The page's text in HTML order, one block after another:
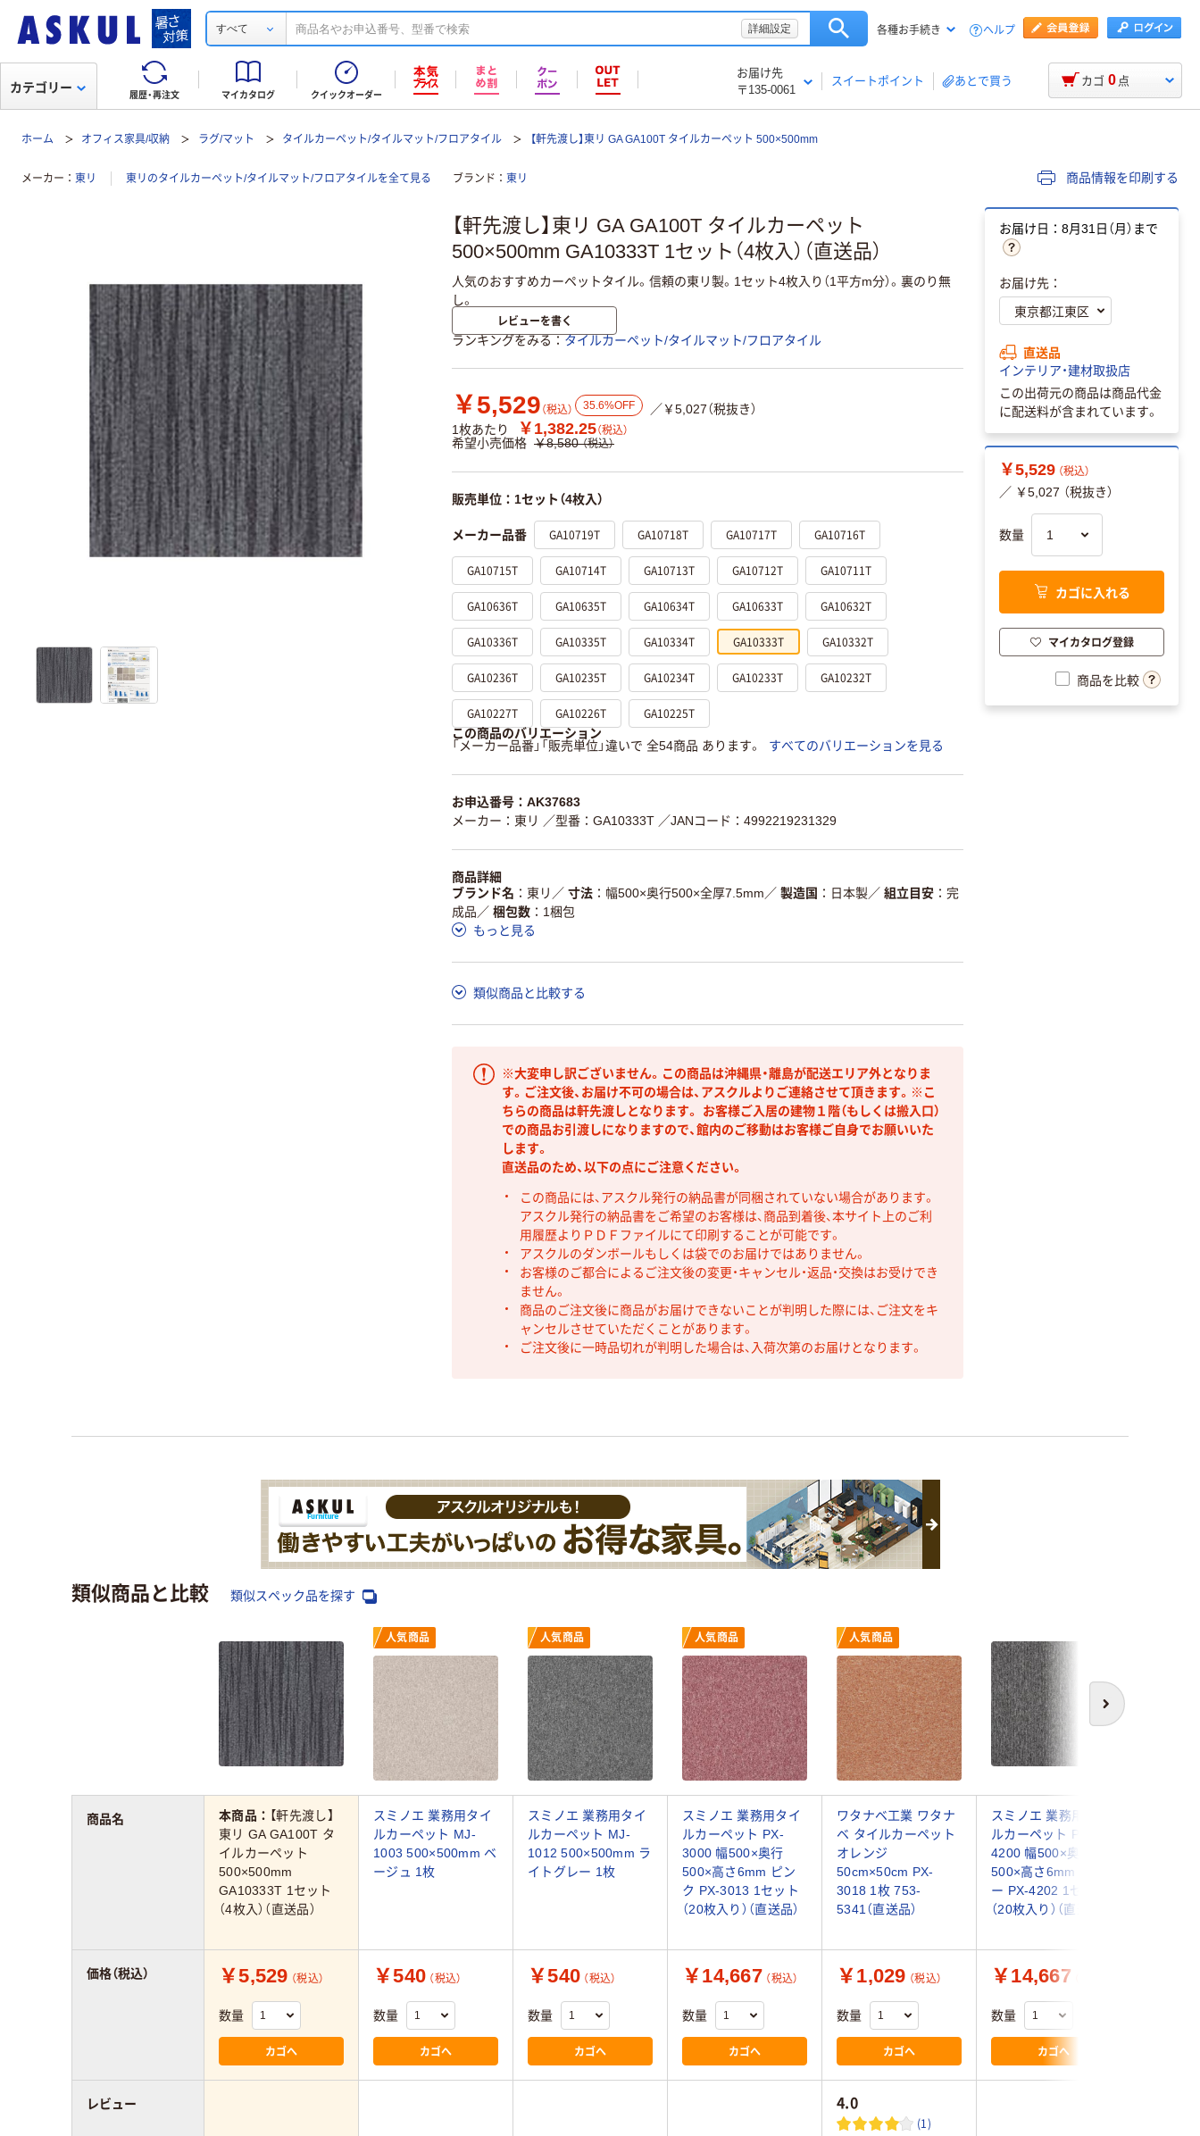
すべて 詳細設定 各種お手続き ヘルプ
履歴・再注文 マイカタログ クイックオーダー
お届け先
〒135-0061
スイートポイント あとで買う
カテゴリー カゴ 0 点
ホーム オフィス家具/収納 ラグ/マット タイルカーペット/タイルマット/フロアタイル 【軒先渡し】東リ GA GA100T タイルカーペット 500×500mm
メーカー 東リ 東リのタイルカーペット/タイルマット/フロアタイルを全て見る ブランド 東リ 商品情報を印刷する
【軒先渡し】東リ GA GA100T タイルカーペット
500×500mm GA10333T 1セット（4枚入）（直送品）
人気のおすすめカーペットタイル。信頼の東リ製。1セット4枚入り（1平方m分）。裏のり無
し。
レビューを書く
ランキングをみる タイルカーペット/タイルマット/フロアタイル
￥5,529 （税込） 35.6%OFF
／￥5,027（税抜き）
1枚あたり
￥1,382.25（税込）
希望小売価格 ￥8,580 （税込）
販売単位：1セット（4枚入）
メーカー品番 GA10719T GA10718T GA10717T GA10716T
GA10715T GA10714T GA10713T GA10712T GA10711T
GA10636T GA10635T GA10634T GA10633T GA10632T
GA10336T GA10335T GA10334T GA10333T GA10332T
GA10236T GA10235T GA10234T GA10233T GA10232T
GA10227T GA10226T GA10225T
この商品のバリエーション
「メーカー品番」「販売単位」違いで 全54商品 あります。
すべてのバリエーションを見る
お申込番号：AK37683
メーカー：東リ ／型番：GA10333T ／JANコード：4992219231329
商品詳細
ブランド名
東リ ／ 寸法 幅500×奥行500×全厚7.5mm ／ 製造国 日本製／ 組立目安
完
成品 ／ 梱包数
1梱包
もっと見る
類似商品と比較する
※大変申し訳ございません。この商品は沖縄県・離島が配送エリア外となりま
す。ご注文後、お届け不可の場合は、アスクルよりご連絡させて頂きます。※こ
ちらの商品は軒先渡しとなります。 お客様ご入居の建物１階（もしくは搬入口）
での商品お引渡しになりますので、館内のご移動はお客様ご自身でお願いいた
します。
直送品のため、以下の点にご注意ください。
この商品には、アスクル発行の納品書が同梱されていない場合があります。
アスクル発行の納品書をご希望のお客様は、商品到着後、本サイト上のご利
用履歴よりＰＤＦファイルにて印刷することが可能です。
アスクルのダンボールもしくは袋でのお届けではありません。
お客様のご都合によるご注文後の変更・キャンセル・返品・交換はお受けでき
ません。
商品のご注文後に商品がお届けできないことが判明した際には、ご注文をキ
ャンセルさせていただくことがあります。
ご注文後に一時品切れが判明した場合は、入荷次第のお届けとなります。
お届け日：8月31日（月）まで
お届け先：
直送品
インテリア・建材取扱店
この出荷元の商品は商品代金
に配送料が含まれています。
￥5,529 （税込）
／ ￥5,027 （税抜き）
数量
カゴに入れる
マイカタログ登録
商品を比較
類似商品と比較 類似スペック品を探す
次へ
人気商品 人気商品 人気商品 人気商品
本商品： 【軒先渡し】
東リ GA GA100T タ
イルカーペット
500×500mm
GA10333T 1セット
（4枚入）（直送品）
スミノエ 業務用タイ
ルカーペット MJ-
1003 500×500mm ベ
ージュ 1枚
スミノエ 業務用タイ
ルカーペット MJ-
1012 500×500mm ラ
イトグレー 1枚
スミノエ 業務用タイ
ルカーペット PX-
3000 幅500×奥行
500×高さ6mm ピン
ク PX-3013 1セット
（20枚入り）（直送品）
ワタナベ工業 ワタナ
ベ タイルカーペット
オレンジ
50cm×50cm PX-
3018 1枚 753-
5341（直送品）
スミノエ 業務用タイ
ルカーペット PX-
4200 幅500×奥行
500×高さ6mm グレ
ー PX-4202 1セット
（20枚入り）（直送品）
￥5,529 （税込）
数量
カゴへ
￥540 （税込）
数量
カゴへ
￥540 （税込）
数量
カゴへ
￥14,667 （税込）
数量
カゴへ
￥1,029 （税込）
数量
カゴへ
￥14,667
数量
カゴへ
4.0
(1)
商品名
価格（税込）
レビュー